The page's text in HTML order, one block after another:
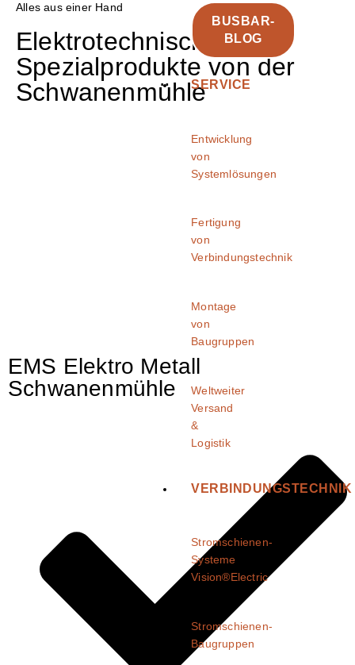
BUSBAR-
BLOG
SERVICE
Entwicklung
von
Systemlösungen
Fertigung
von
Verbindungstechnik
Montage
von
Baugruppen
Weltweiter
Versand
&
Logistik
VERBINDUNGSTECHNIK
Stromschienen-
Systeme
Vision®Electric
Stromschienen-
Baugruppen
Alles aus einer Hand
Elektrotechnische
Spezialprodukte von der
Schwanenmühle
EMS Elektro Metall
Schwanenmühle